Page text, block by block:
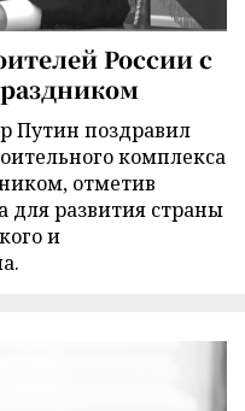
России с
Путин поздравил
комплекса
отметив
для развития страны
и